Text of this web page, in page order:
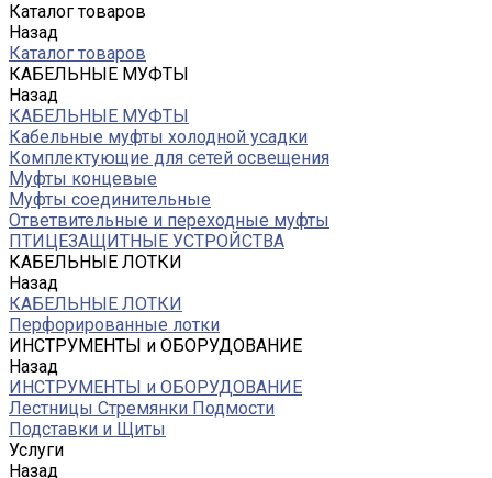
Каталог товаров
Назад
Каталог товаров
КАБЕЛЬНЫЕ МУФТЫ
Назад
КАБЕЛЬНЫЕ МУФТЫ
Кабельные муфты холодной усадки
Комплектующие для сетей освещения
Муфты концевые
Муфты соединительные
Ответвительные и переходные муфты
ПТИЦЕЗАЩИТНЫЕ УСТРОЙСТВА
КАБЕЛЬНЫЕ ЛОТКИ
Назад
КАБЕЛЬНЫЕ ЛОТКИ
Перфорированные лотки
ИНСТРУМЕНТЫ и ОБОРУДОВАНИЕ
Назад
ИНСТРУМЕНТЫ и ОБОРУДОВАНИЕ
Лестницы Стремянки Подмости
Подставки и Щиты
Услуги
Назад